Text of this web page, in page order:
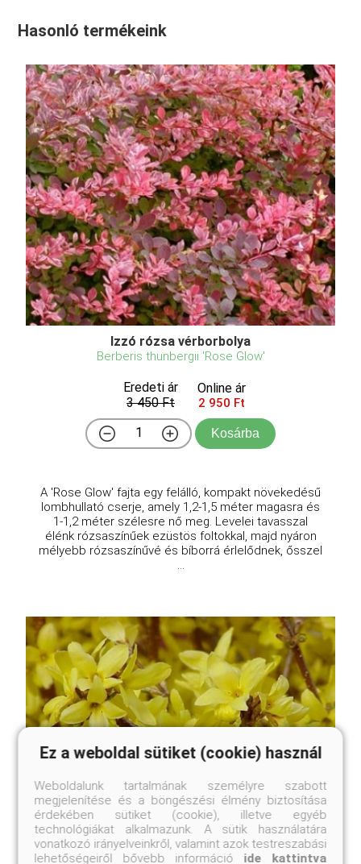
Hasonló termékeink
Izzó rózsa vérborbolya
Berberis thunbergii 'Rose Glow'
Eredeti ár
3 450 Ft
Online ár
2 950 Ft
Kosárba
A 'Rose Glow' fajta egy felálló, kompakt növekedésű
lombhullató cserje, amely 1,2-1,5 méter magasra és
1-1,2 méter szélesre nő meg. Levelei tavasszal
élénk rózsaszínűek ezüstös foltokkal, majd nyáron
mélyebb rózsaszínűvé és bíborrá érlelődnek, ősszel
...
Ez a weboldal sütiket (cookie) használ
Weboldalunk tartalmának személyre szabott
megjelenítése és a böngészési élmény biztosítása
érdekében sütiket (cookie), illetve egyéb
technológiákat alkalmazunk. A sütik használatára
vonatkozó irányelveinkről, valamint azok testreszabási
lehetőségeiről bővebb információ ide kattintva